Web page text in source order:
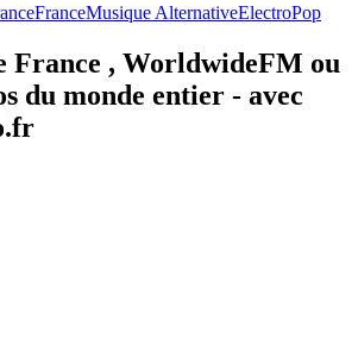
FranceMusique AlternativeElectroPop
France , WorldwideFM ou
du monde entier - avec